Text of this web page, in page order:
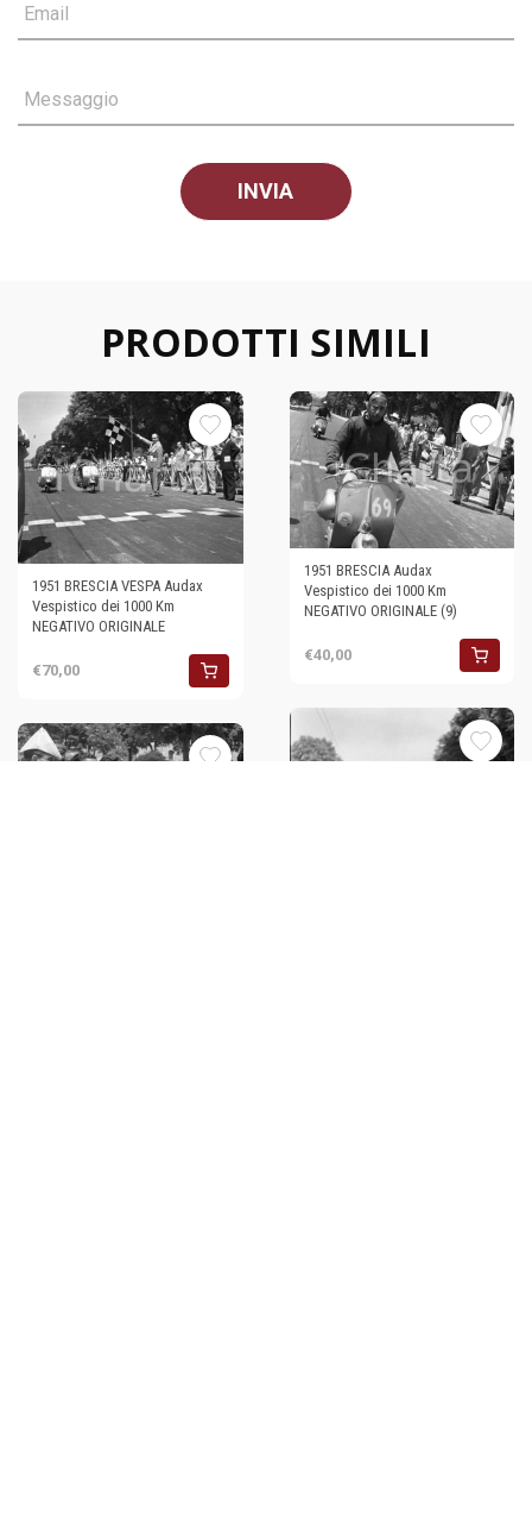
Email
Messaggio
PRODOTTI SIMILI
1951 BRESCIA VESPA Audax
Vespistico dei 1000 Km
NEGATIVO ORIGINALE
€70,00
1951 BRESCIA Audax
Vespistico dei 1000 Km
NEGATIVO ORIGINALE (9)
€40,00